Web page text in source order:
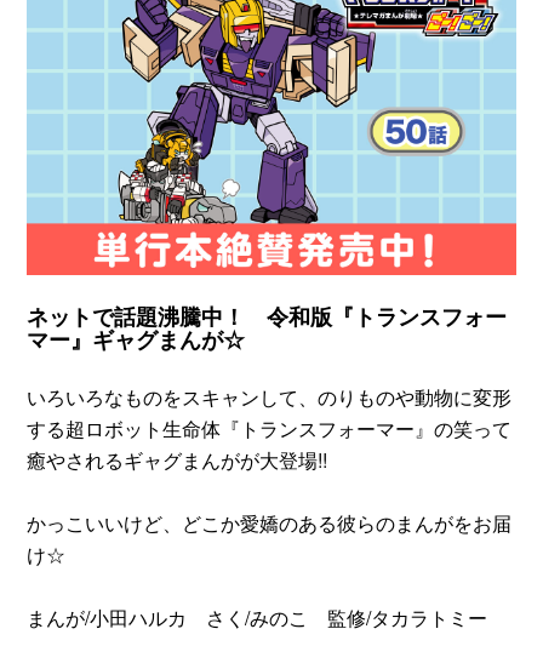
ネットで話題沸騰中！ 令和版『トランスフォー
マー』ギャグまんが☆
いろいろなものをスキャンして、のりものや動物に変形
する超ロボット生命体『トランスフォーマー』の笑って
癒やされるギャグまんがが大登場!!
かっこいいけど、どこか愛嬌のある彼らのまんがをお届
け☆
まんが/小田ハルカ さく/みのこ 監修/タカラトミー